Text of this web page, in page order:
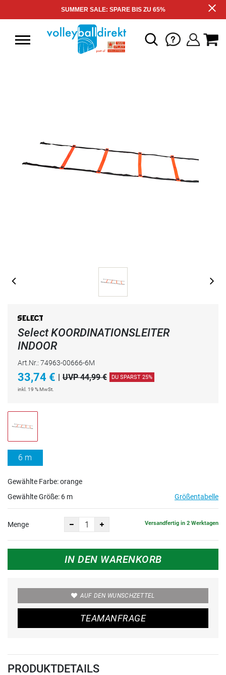
SUMMER SALE: SPARE BIS ZU 65%
Select KOORDINATIONSLEITER
INDOOR
Art.Nr.: 74963-00666-6M
33,74 € | UVP 44,99 € DU SPARST 25%
inkl. 19 % MwSt.
6 m
Gewählte Farbe: orange
Gewählte Größe: 6 m Größentabelle
Menge Versandfertig in 2 Werktagen
IN DEN WARENKORB
AUF DEN WUNSCHZETTEL
TEAMANFRAGE
PRODUKTDETAILS